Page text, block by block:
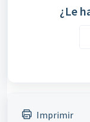
¿Le
Imprimir